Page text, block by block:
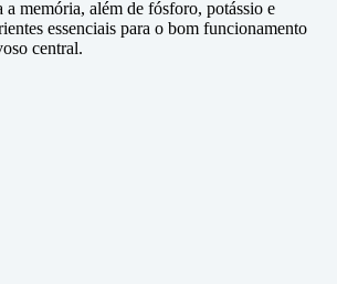
a memória, além de fósforo, potássio e
essenciais para o bom funcionamento
central.